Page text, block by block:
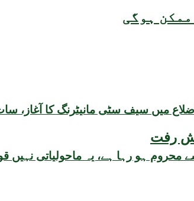
ہوگی
رفت
میں سیف سٹی مانیٹرنگ کا آغاز،
محروم ہو رہا ہے، یہ ماحولیاتی